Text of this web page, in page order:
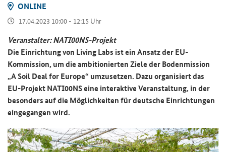
ON­LINE
17.04.2023 10:00 - 12:15 Uhr
Ver­an­stal­ter: NATI00NS-​Projekt
Die Ein­rich­tung von Living Labs ist ein An­satz der EU-​
Kommission, um die am­bi­tio­nier­ten Ziele der Bo­den­mis­si­on
„A Soil Deal for Europe“ um­zu­set­zen. Dazu or­ga­ni­siert das
EU-​Projekt NATI00NS eine in­ter­ak­ti­ve Ver­an­stal­tung, in der
be­son­ders auf die Mög­lich­kei­ten für deut­sche Ein­rich­tun­gen
ein­ge­gan­gen wird.